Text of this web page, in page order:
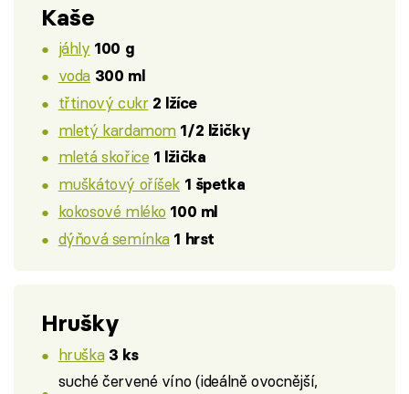
Kaše
jáhly 100 g
voda 300 ml
třtinový cukr 2 lžíce
mletý kardamom 1/2 lžičky
mletá skořice 1 lžička
muškátový oříšek 1 špetka
kokosové mléko 100 ml
dýňová semínka 1 hrst
Hrušky
hruška 3 ks
suché červené víno (ideálně ovocnější,